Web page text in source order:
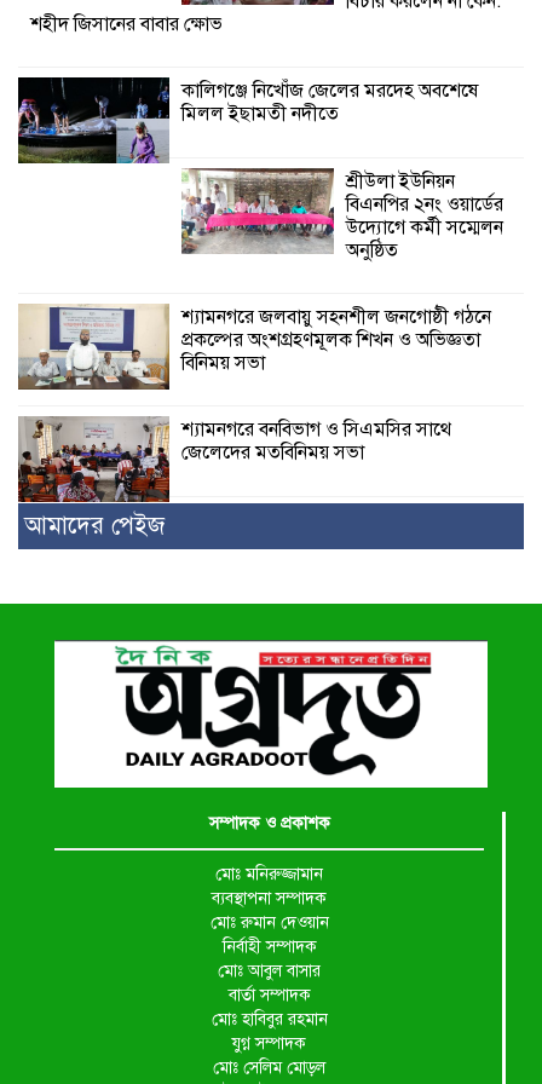
শহীদ জিসানের বাবার ক্ষোভ
কালিগঞ্জে নিখোঁজ জেলের মরদেহ অবশেষে
মিলল ইছামতী নদীতে
শ্রীউলা ইউনিয়ন
বিএনপির ২নং ওয়ার্ডের
উদ্যোগে কর্মী সম্মেলন
অনুষ্ঠিত
শ্যামনগরে জলবায়ু সহনশীল জনগোষ্ঠী গঠনে
প্রকল্পের অংশগ্রহণমূলক শিখন ও অভিজ্ঞতা
বিনিময় সভা
শ্যামনগরে বনবিভাগ ও সিএমসির সাথে
জেলেদের মতবিনিময় সভা
আমাদের পেইজ
সম্পাদক ও প্রকাশক
মোঃ মনিরুজ্জামান
ব্যবস্থাপনা সম্পাদক
মোঃ রুমান দেওয়ান
নির্বাহী সম্পাদক
মোঃ আবুল বাসার
বার্তা সম্পাদক
মোঃ হাবিবুর রহমান
যুগ্ন সম্পাদক
মোঃ সেলিম মোড়ল